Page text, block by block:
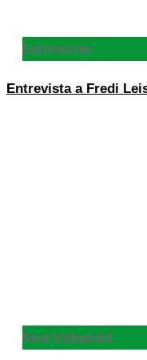
Entrevistas
Entrevista a Fredi
Real Valladolid